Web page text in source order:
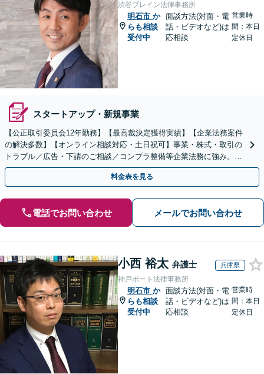
渋谷ブレイン法律事務所
明石市 か
らも相談
受付中
面談方法(対面・電
話・ビデオなど)は
応相談
営業時
間：本日
定休日
スタートアップ・新規事業
【公正取引委員会12年勤務】【最高裁決定獲得実績】【企業法務案件
の解決多数】【オンライン相談対応・土日祝可】事業・株式・取引の
トラブル／広告・下請のご相談／コンプラ整備等企業法務に強み。株
式の相続／誹謗中傷対策／不動産問題まで幅広く対応！
料金表を見る
電話でお問い合わせ メールでお問い合わせ
小西 裕太 弁護士 兵庫県
神戸ポート法律事務所
明石市 か
らも相談
受付中
面談方法(対面・電
話・ビデオなど)は
応相談
営業時
間：本日
定休日